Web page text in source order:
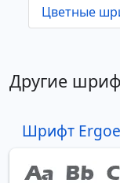
Цветные
Другие
Шрифт